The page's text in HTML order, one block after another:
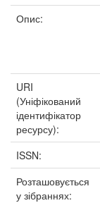
Опис:
URI
(Уніфікований
ідентифікатор
ресурсу):
ISSN:
Розташовується
у зібраннях: